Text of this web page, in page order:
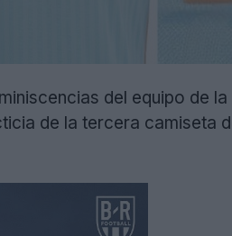
del equipo de
de la tercera camiseta